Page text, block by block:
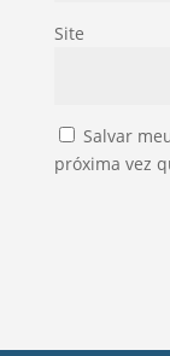
Site
Salvar
próxima vez